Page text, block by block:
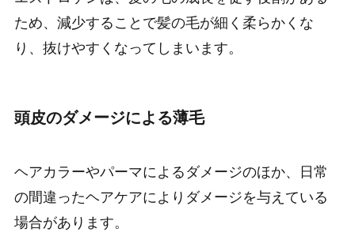
ため、減少することで髪の毛が細く柔らかくな
り、抜けやすくなってしまいます。
頭皮のダメージによる薄毛
ヘアカラーやパーマによるダメージのほか、日常
の間違ったヘアケアによりダメージを与えている
場合があります。